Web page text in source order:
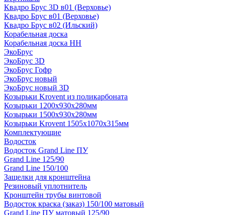
Квадро Брус 3D в01 (Верховье)
Квадро Брус в01 (Верховье)
Квадро Брус в02 (Ильский)
Корабельная доска
Корабельная доска НН
ЭкоБрус
ЭкоБрус 3D
ЭкоБрус Гофр
ЭкоБрус новый
ЭкоБрус новый 3D
Козырьки Krovent из поликарбоната
Козырьки 1200х930х280мм
Козырьки 1500х930х280мм
Козырьки Krovent 1505х1070х315мм
Комплектующие
Водосток
Водосток Grand Line ПУ
Grand Line 125/90
Grand Line 150/100
Защелки для кронштейна
Резиновый уплотнитель
Кронштейн трубы винтовой
Водосток краска (заказ) 150/100 матовый
Grand Line ПУ матовый 125/90